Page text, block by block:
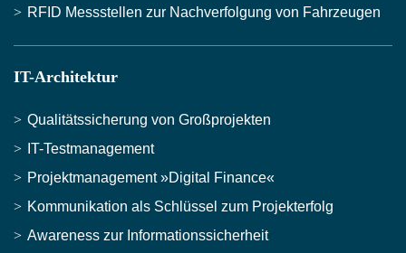
RFID Messstellen zur Nachverfolgung von Fahrzeugen
IT-Architektur
Qualitätssicherung von Großprojekten
IT-Testmanagement
Projektmanagement »Digital Finance«
Kommunikation als Schlüssel zum Projekterfolg
Awareness zur Informationssicherheit